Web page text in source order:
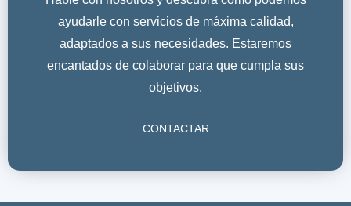
ayudarle con servicios de máxima calidad,
adaptados a sus necesidades. Estaremos
encantados de colaborar para que cumpla sus
objetivos.
CONTACTAR